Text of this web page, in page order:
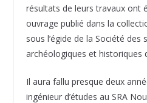
résultats de leurs travaux ont
ouvrage publié dans la
sous l’égide de la Société des
archéologiques et historiques
Il aura fallu presque deux
ingénieur d’études au SRA